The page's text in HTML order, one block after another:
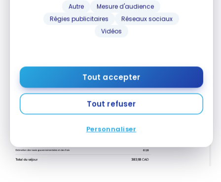
Autre
Mesure d'audience
Régies publicitaires
Réseaux sociaux
Vidéos
Tout accepter
Tout refuser
Personnaliser
Bonvoy (inscription gratuite).